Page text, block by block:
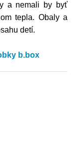
a nemali by byť
tepla. Obaly a
detí.
b.box